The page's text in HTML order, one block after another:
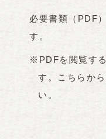
必要書類（PDF
す。
※PDFを閲覧す
す。こちらか
い。